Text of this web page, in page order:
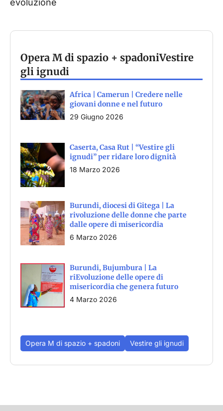
evoluzione
Opera M di spazio + spadoniVestire
gli ignudi
Africa | Camerun | Credere nelle
giovani donne e nel futuro
29 Giugno 2026
Caserta, Casa Rut | “Vestire gli
ignudi” per ridare loro dignità
18 Marzo 2026
Burundi, diocesi di Gitega | La
rivoluzione delle donne che parte
dalle opere di misericordia
6 Marzo 2026
Burundi, Bujumbura | La
riEvoluzione delle opere di
misericordia che genera futuro
4 Marzo 2026
Opera M di spazio + spadoni Vestire gli ignudi